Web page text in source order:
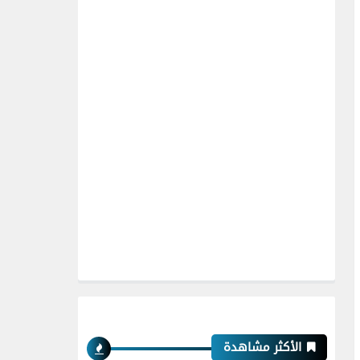
الأكثر مشاهدة